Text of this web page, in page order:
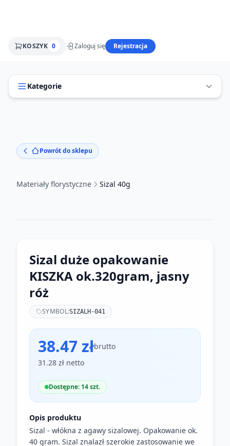
KOSZYK 0 Zaloguj się Rejestracja
Kategorie
Powrót do sklepu
Materiały florystyczne Sizal 40g
Sizal duże opakowanie
KISZKA ok.320gram, jasny
róż
SYMBOL:SIZALH-041
38.47 złbrutto
31.28 zł netto
Dostępne: 14 szt.
Opis produktu
Sizal - włókna z agawy sizalowej. Opakowanie ok.
40 gram. Sizal znalazł szerokie zastosowanie we